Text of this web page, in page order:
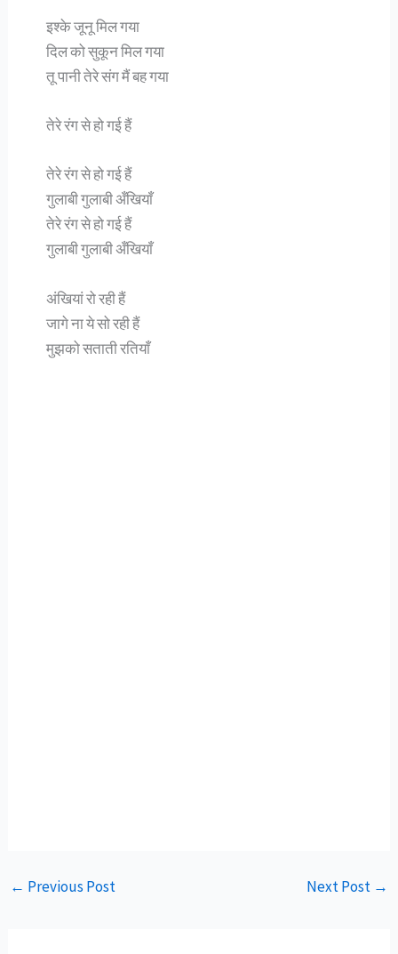
इश्के जूनू मिल गया
दिल को सुकून मिल गया
तू पानी तेरे संग मैं बह गया
तेरे रंग से हो गई हैं
तेरे रंग से हो गई हैं
गुलाबी गुलाबी अँखियाँ
तेरे रंग से हो गई हैं
गुलाबी गुलाबी अँखियाँ
अंखियां रो रही हैं
जागे ना ये सो रही हैं
मुझको सताती रतियाँ
← Previous Post Next Post →